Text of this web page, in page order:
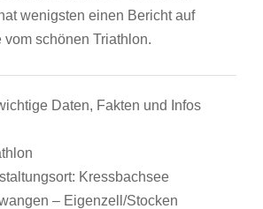
wenigsten einen Bericht auf
vom schönen Triathlon.
Daten, Fakten und Infos
Kressbachsee
– Eigenzell/Stocken